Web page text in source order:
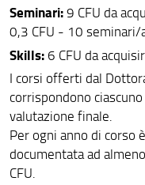
Seminari:9 CFU da
0,3 CFU - 10 seminari/
Skills:6 CFU da
I corsi offerti dal
corrispondono
valutazione finale.
Per ogni anno di corso
documentata ad
CFU.